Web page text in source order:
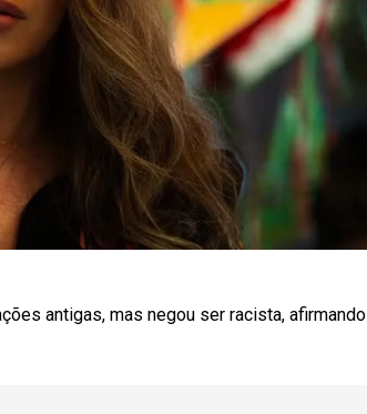
antigas, mas negou ser racista, afirmando